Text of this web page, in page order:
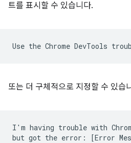
트를 표시할 수 있습니다.
또는 더 구체적으로 지정할 수 있습
I'm having trouble with
but got the error: [Error